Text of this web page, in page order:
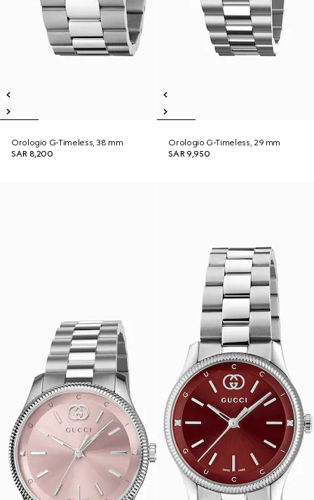
Orologio G-Timeless, 38 mm
SAR 8,200
Orologio G-Timeless, 29 mm
SAR 9,950